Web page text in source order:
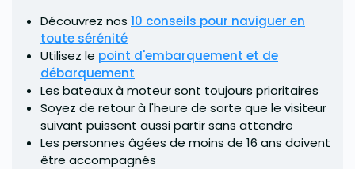
Découvrez nos 10 conseils pour naviguer en
toute sérénité
Utilisez le point d'embarquement et de
débarquement
Les bateaux à moteur sont toujours prioritaires
Soyez de retour à l'heure de sorte que le visiteur
suivant puissent aussi partir sans attendre
Les personnes âgées de moins de 16 ans doivent
être accompagnés